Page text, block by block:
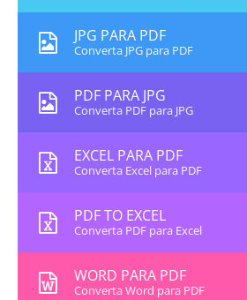
JPG PARA PDF
Converta JPG para PDF
PDF PARA JPG
Converta PDF para JPG
EXCEL PARA PDF
Converta Excel para PDF
PDF TO EXCEL
Converta PDF para Excel
WORD PARA PDF
Converta Word para PDF